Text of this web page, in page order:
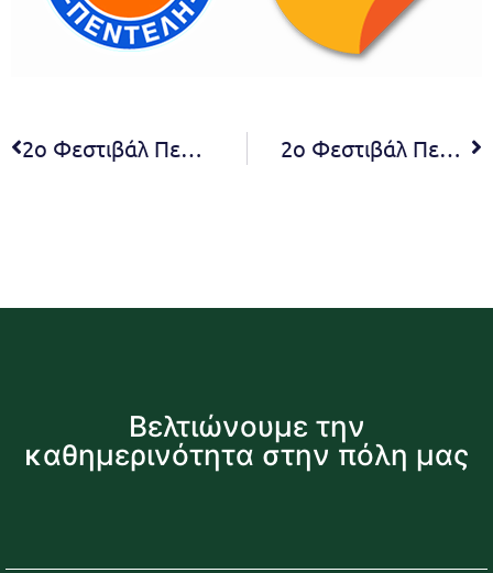
2ο Φεστιβάλ Πεντελικού Όρους (12/07 – 09/09) – Πρόγραμμα Εκδηλώσεων 2ο Φεστιβάλ Πεντελικού Όρους: Μουσική Παράσταση “Ο Τελευταίος Παλαιολόγος”, από την Ομοσπονδία Συλλόγων Ιεροψαλτών Ελλάδος, Τρίτη 18 Ιουλίου & ώρα 20:30 στην Ιερά Μονή Πεντέλης
Βελτιώνουμε την
καθημερινότητα στην πόλη μας